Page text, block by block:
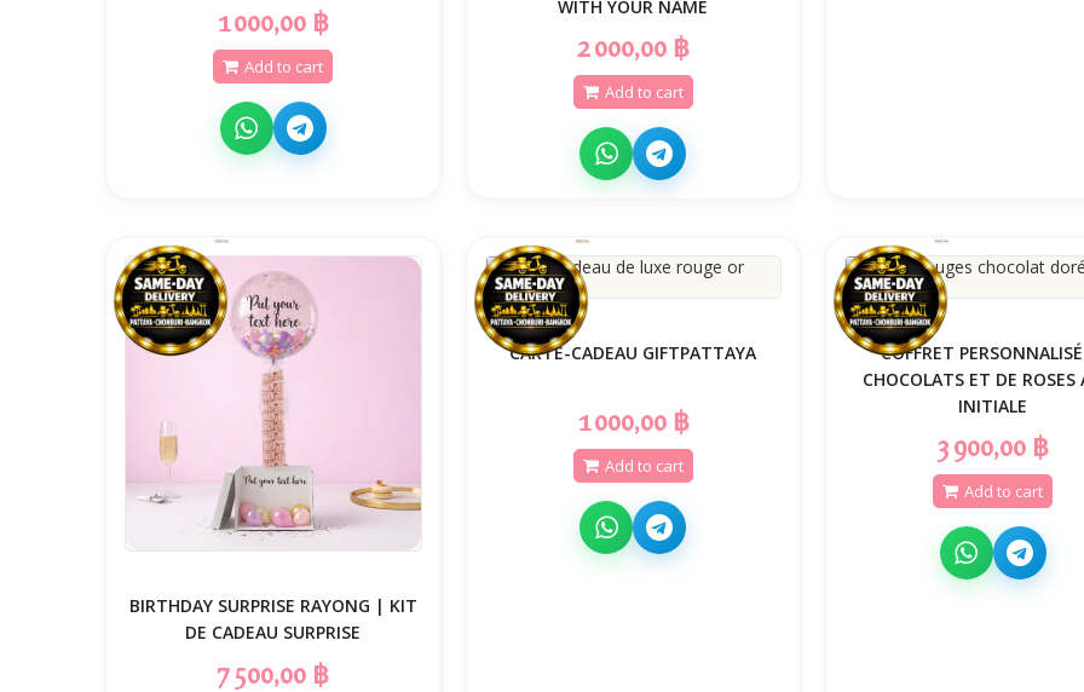
1 000,00 ฿
Add to cart
WITH YOUR NAME
2 000,00 ฿
Add to cart
BIRTHDAY SURPRISE RAYONG | KIT
DE CADEAU SURPRISE
7 500,00 ฿
CARTE-CADEAU GIFTPATTAYA
1 000,00 ฿
Add to cart
COFFRET
CHOCOLATS ET DE ROSES
INITIALE
3 900,00 ฿
Add to cart